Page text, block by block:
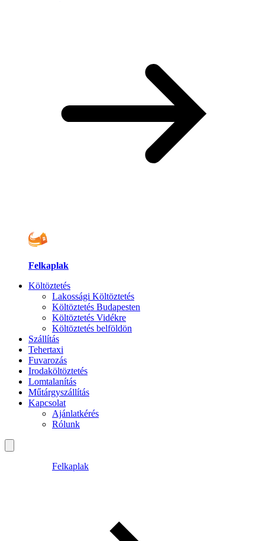
Felkaplak
Költöztetés
Lakossági Költöztetés
Költöztetés Budapesten
Költöztetés Vidékre
Költöztetés belföldön
Szállítás
Tehertaxi
Fuvarozás
Irodaköltöztetés
Lomtalanítás
Műtárgyszállítás
Kapcsolat
Ajánlatkérés
Rólunk
Felkaplak